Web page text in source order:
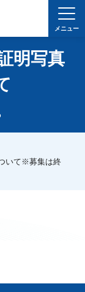
メニュー
明写真
いて※募集は終